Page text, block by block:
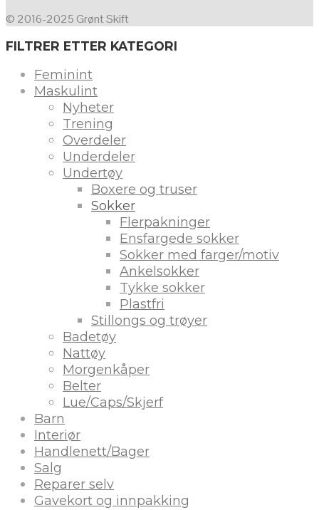
© 2016-2025 Grønt Skift
FILTRER ETTER KATEGORI
Feminint
Maskulint
Nyheter
Trening
Overdeler
Underdeler
Undertøy
Boxere og truser
Sokker
Flerpakninger
Ensfargede sokker
Sokker med farger/motiv
Ankelsokker
Tykke sokker
Plastfri
Stillongs og trøyer
Badetøy
Nattøy
Morgenkåper
Belter
Lue/Caps/Skjerf
Barn
Interiør
Handlenett/Bager
Salg
Reparer selv
Gavekort og innpakking